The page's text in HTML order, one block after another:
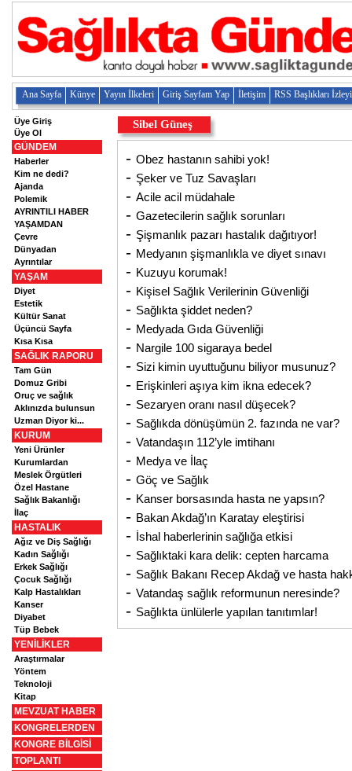
Ana Sayfa Künye Yayın İlkeleri Giriş Sayfam Yap İletişim RSS Başlıkları
Üye Giriş
Üye Ol
GÜNDEM
Haberler
Kim ne dedi?
Ajanda
Polemik
AYRINTILI HABER
YAŞAMDAN
Çevre
Dünyadan
Ayrıntılar
YAŞAM
Diyet
Estetik
Kültür Sanat
Üçüncü Sayfa
Kısa Kısa
SAĞLIK RAPORU
Tam Gün
Domuz Gribi
Oruç ve sağlık
Aklınızda bulunsun
Uzman Diyor ki...
KURUM
Yeni Ürünler
Kurumlardan
Meslek Örgütleri
Özel Hastane
Sağlık Bakanlığı
İlaç
HASTALIK
Ağız ve Diş Sağlığı
Kadın Sağlığı
Erkek Sağlığı
Çocuk Sağlığı
Kalp Hastalıkları
Kanser
Diyabet
Tüp Bebek
YENİLİKLER
Araştırmalar
Yöntem
Teknoloji
Kitap
MEVZUAT HABER
KONGRELERDEN
KONGRE BİLGİSİ
TOPLANTI
Sibel Güneş
- Obez hastanın sahibi yok!
- Şeker ve Tuz Savaşları
- Acile acil müdahale
- Gazetecilerin sağlık sorunları
- Şişmanlık pazarı hastalık dağıtıyor!
- Medyanın şişmanlıkla ve diyet sınavı
- Kuzuyu korumak!
- Kişisel Sağlık Verilerinin Güvenliği
- Sağlıkta şiddet neden?
- Medyada Gıda Güvenliği
- Nargile 100 sigaraya bedel
- Sizi kimin uyuttuğunu biliyor musunuz?
- Erişkinleri aşıya kim ikna edecek?
- Sezaryen oranı nasıl düşecek?
- Sağlıkda dönüşümün 2. fazında ne var?
- Vatandaşın 112’yle imtihanı
- Medya ve İlaç
- Göç ve Sağlık
- Kanser borsasında hasta ne yapsın?
- Bakan Akdağ’ın Karatay eleştirisi
- İshal haberlerinin sağlığa etkisi
- Sağlıktaki kara delik: cepten harcama
- Sağlık Bakanı Recep Akdağ ve hasta
- Vatandaş sağlık reformunun neresinde?
- Sağlıkta ünlülerle yapılan tanıtımlar!